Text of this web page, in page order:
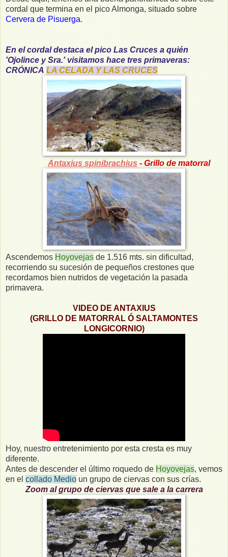
cordal que termina en el pico Almonga, situado sobre
Cervera de Pisuerga.
En el cordal destaca el pico Las Cruces a quién
'Ojolince y Sra.' visitamos hace tres primaveras:
CRÓNICA LA CELADA Y LAS CRUCES
Antaxius spinibrachius - Grillo de matorral
Ascendemos Hoyovejas de 1.516 mts. sin dificultad,
recorriendo su sucesión de pequeños crestones que
recordamos bien nutridos de vegetación la pasada
primavera.
VIDEO DE ANTAXIUS
(GRILLO DE MATORRAL Ó SALTAMONTES
LONGICORNIO)
Hoy, nuestro entretenimiento por esta cresta es muy
diferente.
Antes de descender el último roquedo de Hoyovejas, vemos
en el collado Medio un grupo de ciervas con sus crías.
Zoom al grupo de ciervas que sale a la carrera